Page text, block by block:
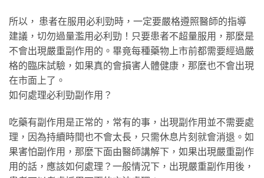
所以， 患者在服用必利勁時，一定要嚴格遵照醫師的指導
建議，切勿過量濫用必利勁！只要患者不超量服用，那麼是
不會出現嚴重副作用的。畢竟每種藥物上市前都需要經過嚴
格的臨床試驗，如果真的會損害人體健康，那麼也不會出現
在市面上了。
如何處理必利勁副作用？
吃藥有副作用是正常的，常有的事，出現副作用並不需要處
理，因為持續時間也不會太長，只需休息片刻就會消退。如
果害怕副作用，那麼下面由醫師講解下，如果出現嚴重副作
用的話，應該如何處理？一般情況下，出現嚴重副作用後，